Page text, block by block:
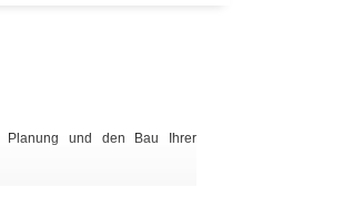
Planung und den Bau Ihrer